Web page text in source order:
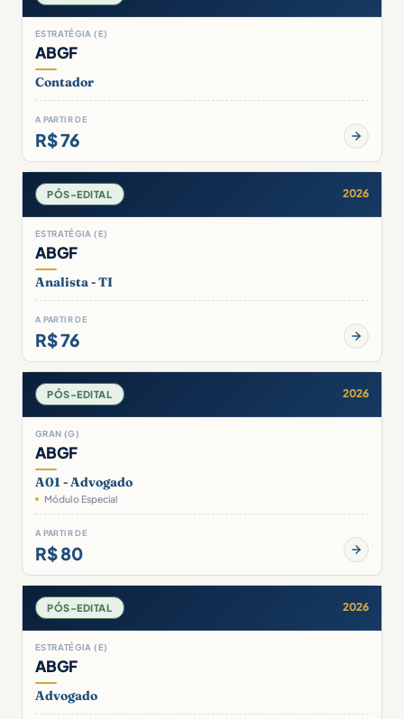
ESTRATÉGIA (E)
ABGF
Contador
A PARTIR DE
R$ 76
PÓS-EDITAL 2026
ESTRATÉGIA (E)
ABGF
Analista - TI
A PARTIR DE
R$ 76
PÓS-EDITAL 2026
GRAN (G)
ABGF
A01 - Advogado
Módulo Especial
A PARTIR DE
R$ 80
PÓS-EDITAL 2026
ESTRATÉGIA (E)
ABGF
Advogado